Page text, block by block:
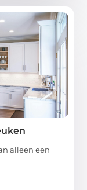
alleen een